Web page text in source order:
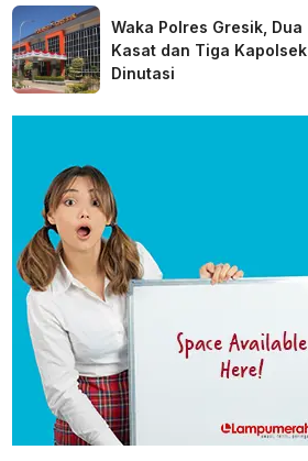
Waka Polres Gresik, Dua
Kasat dan Tiga Kapolsek
Dinutasi